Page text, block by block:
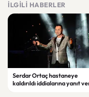
İLGILI HABERLER
Serdar Ortaç hastaneye
kaldırıldı iddialarına yanıt